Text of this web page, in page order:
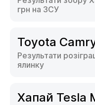
грн на ЗСУ
Toyota
Результати
ялинку
Хапай Tesla